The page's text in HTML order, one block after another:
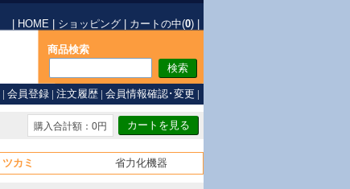
HOME ショッピング カートの中(0)
商品検索
| 会員登録 | 注文履歴 | 会員情報確認･変更 |
購入合計額：0円
ツカミ 省力化機器